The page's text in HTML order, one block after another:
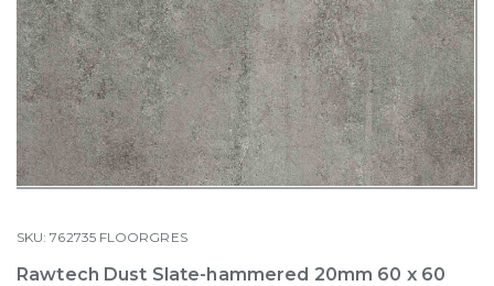
SKU:762735 FLOORGRES
Rawtech Dust Slate-hammered 20mm 60 x 60